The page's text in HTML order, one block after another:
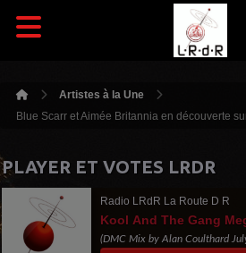
Artistes à la Une
Blue Scarr et Aimée Britannia en découverte
PLAYER ET VOTES LRDR
Radio LRdR La Route D R
Kool And The Gang
(DMC Mix by Alan Coulthard